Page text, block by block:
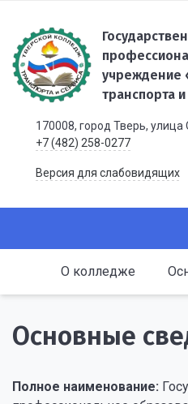
учреждение
транспорта
170008, город Тверь,
+7 (482) 258-0277
Версия для слабовидящих
О колледже
Основные
Полное наименование: